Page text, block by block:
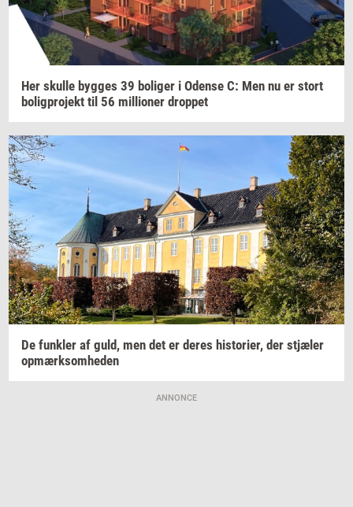
Her skul­le byg­ges 39 bo­li­ger i Oden­se C: Men nu er stort
bo­lig­pro­jekt til 56 mil­li­o­ner drop­pet
De funk­ler af guld, men det er deres hi­sto­ri­er, der stjæ­ler
op­mærk­som­he­den
ANNONCE